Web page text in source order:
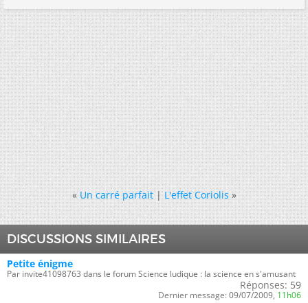
« Un carré parfait|L'effet Coriolis »
DISCUSSIONS SIMILAIRES
Petite énigme
Par invite41098763 dans le forum Science ludique : la science en s'amusant
Réponses: 59
Dernier message: 09/07/2009, 11h06